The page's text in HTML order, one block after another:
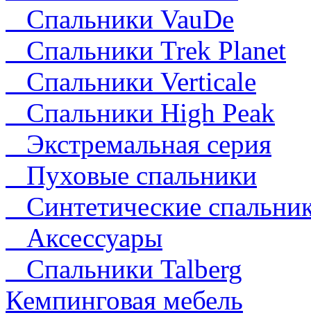
Спальники VauDe
Спальники Trek Planet
Спальники Verticale
Спальники High Peak
Экстремальная серия
Пуховые спальники
Синтетические
Аксессуары
Спальники Talberg
Кемпинговая мебель